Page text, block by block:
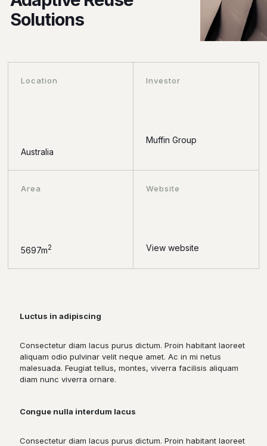
Solutions
Location
Australia
Investor
Muffin Group
Area
5697m2
Website
View website
Luctus in adipiscing
Consectetur diam lacus purus dictum. Proin habitant laoreet
aliquam odio pulvinar velit neque amet. Ac in mi netus
malesuada. Feugiat tellus, montes, viverra facilisis aliquam
diam nunc viverra ornare.
Congue nulla interdum lacus
Consectetur diam lacus purus dictum. Proin habitant laoreet